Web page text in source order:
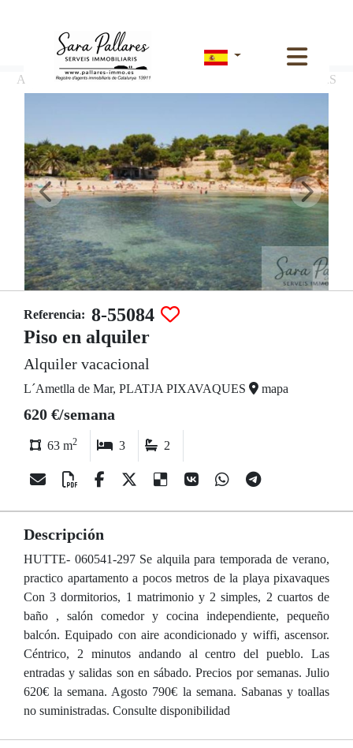
Alquiler de piso en L´Ametlla de Mar, PLATJA PIXAVAQUES
Referencia: 8-55084
Piso en alquiler
Alquiler vacacional
L´Ametlla de Mar, PLATJA PIXAVAQUES mapa
620 €/semana
63 m2 3 2
Descripción
HUTTE- 060541-297 Se alquila para temporada de verano,
practico apartamento a pocos metros de la playa pixavaques
Con 3 dormitorios, 1 matrimonio y 2 simples, 2 cuartos de
baño , salón comedor y cocina independiente, pequeño
balcón. Equipado con aire acondicionado y wiffi, ascensor.
Céntrico, 2 minutos andando al centro del pueblo. Las
entradas y salidas son en sábado. Precios por semanas. Julio
620€ la semana. Agosto 790€ la semana. Sabanas y toallas
no suministradas. Consulte disponibilidad